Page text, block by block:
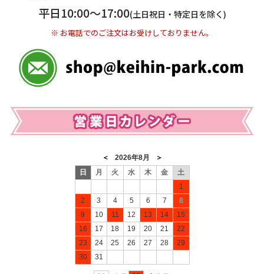
※ 振込み手数料お客様ご負担。
平日10:00〜17:00(土日祝日・特定日を除く)
※ お電話でのご注文はお受けしておりません。